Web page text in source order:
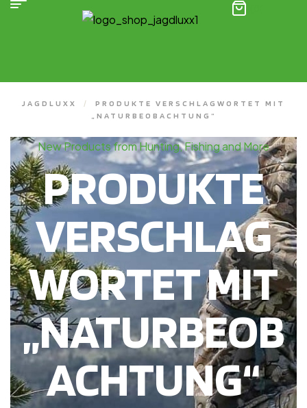
JAGDLUXX /
PRODUKTE VERSCHLAGWORTET MIT
„NATURBEOBACHTUNG“
New Products from Hunting, Fishing and More
PRODUKTE
VERSCHLAG
WORTET MIT
„NATURBEOB
ACHTUNG“